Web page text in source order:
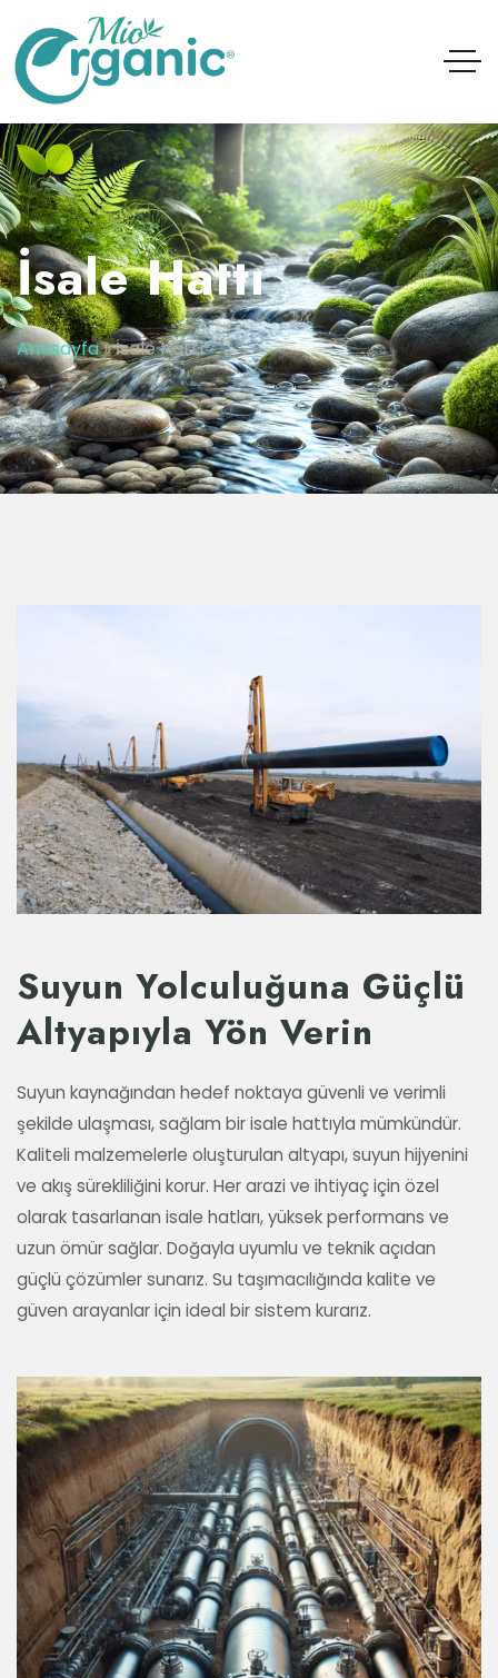
İsale Hattı
Anasayfa»İsale Hattı
Suyun Yolculuğuna Güçlü
Altyapıyla Yön Verin
Suyun kaynağından hedef noktaya güvenli ve verimli
şekilde ulaşması, sağlam bir isale hattıyla mümkündür.
Kaliteli malzemelerle oluşturulan altyapı, suyun hijyenini
ve akış sürekliliğini korur. Her arazi ve ihtiyaç için özel
olarak tasarlanan isale hatları, yüksek performans ve
uzun ömür sağlar. Doğayla uyumlu ve teknik açıdan
güçlü çözümler sunarız. Su taşımacılığında kalite ve
güven arayanlar için ideal bir sistem kurarız.